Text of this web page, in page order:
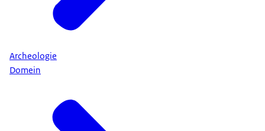
Archeologie
Domein